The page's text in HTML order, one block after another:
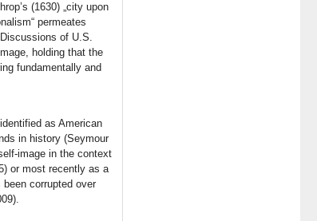
(1630) „city upon
permeates
of U.S.
holding that the
fundamentally and
as American
in history (Seymour
image in the context
or most recently as a
corrupted over